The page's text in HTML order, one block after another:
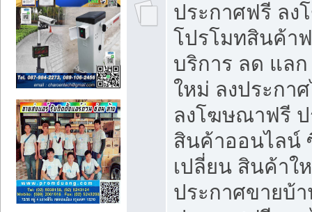
ประกาศฟรี ล
โปรโมทสินค้า
บริการ ลด แล
ใหม่ ลงประกา
ลงโฆษณาฟรี
สินค้าออนไลน์
เปลี่ยน สินค้าใ
ประกาศขายบ้